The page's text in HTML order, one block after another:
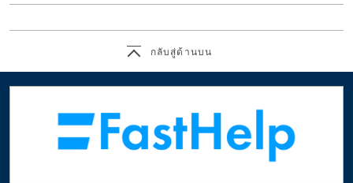
กลับสู่ด้านบน